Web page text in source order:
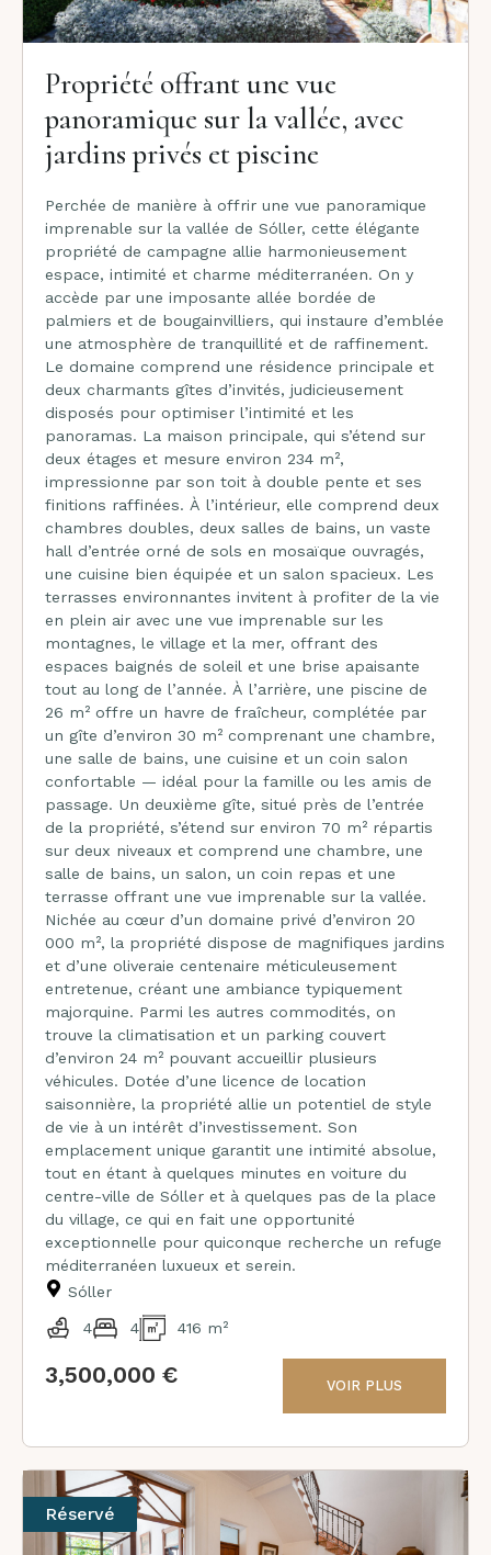
Propriété offrant une vue
panoramique sur la vallée, avec
jardins privés et piscine
Perchée de manière à offrir une vue panoramique
imprenable sur la vallée de Sóller, cette élégante
propriété de campagne allie harmonieusement
espace, intimité et charme méditerranéen. On y
accède par une imposante allée bordée de
palmiers et de bougainvilliers, qui instaure d’emblée
une atmosphère de tranquillité et de raffinement.
Le domaine comprend une résidence principale et
deux charmants gîtes d’invités, judicieusement
disposés pour optimiser l’intimité et les
panoramas. La maison principale, qui s’étend sur
deux étages et mesure environ 234 m²,
impressionne par son toit à double pente et ses
finitions raffinées. À l’intérieur, elle comprend deux
chambres doubles, deux salles de bains, un vaste
hall d’entrée orné de sols en mosaïque ouvragés,
une cuisine bien équipée et un salon spacieux. Les
terrasses environnantes invitent à profiter de la vie
en plein air avec une vue imprenable sur les
montagnes, le village et la mer, offrant des
espaces baignés de soleil et une brise apaisante
tout au long de l’année. À l’arrière, une piscine de
26 m² offre un havre de fraîcheur, complétée par
un gîte d’environ 30 m² comprenant une chambre,
une salle de bains, une cuisine et un coin salon
confortable — idéal pour la famille ou les amis de
passage. Un deuxième gîte, situé près de l’entrée
de la propriété, s’étend sur environ 70 m² répartis
sur deux niveaux et comprend une chambre, une
salle de bains, un salon, un coin repas et une
terrasse offrant une vue imprenable sur la vallée.
Nichée au cœur d’un domaine privé d’environ 20
000 m², la propriété dispose de magnifiques jardins
et d’une oliveraie centenaire méticuleusement
entretenue, créant une ambiance typiquement
majorquine. Parmi les autres commodités, on
trouve la climatisation et un parking couvert
d’environ 24 m² pouvant accueillir plusieurs
véhicules. Dotée d’une licence de location
saisonnière, la propriété allie un potentiel de style
de vie à un intérêt d’investissement. Son
emplacement unique garantit une intimité absolue,
tout en étant à quelques minutes en voiture du
centre-ville de Sóller et à quelques pas de la place
du village, ce qui en fait une opportunité
exceptionnelle pour quiconque recherche un refuge
méditerranéen luxueux et serein.
Sóller
4 4 416 m²
3,500,000 € VOIR PLUS
Réservé